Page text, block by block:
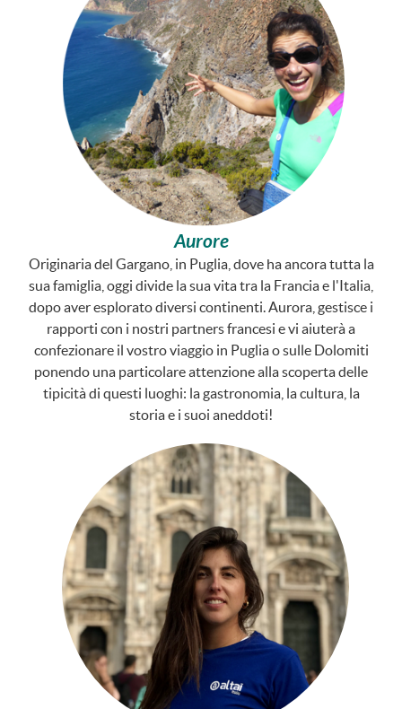
Aurore
Originaria del Gargano, in Puglia, dove ha ancora tutta la
sua famiglia, oggi divide la sua vita tra la Francia e l'Italia,
dopo aver esplorato diversi continenti. Aurora, gestisce i
rapporti con i nostri partners francesi e vi aiuterà a
confezionare il vostro viaggio in Puglia o sulle Dolomiti
ponendo una particolare attenzione alla scoperta delle
tipicità di questi luoghi: la gastronomia, la cultura, la
storia e i suoi aneddoti!